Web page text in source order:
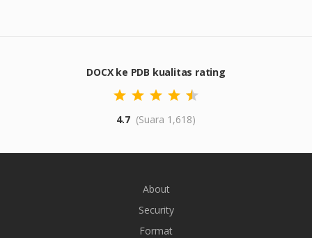
DOCX ke PDB kualitas rating
4.7 (Suara 1,618)
About
Security
Format